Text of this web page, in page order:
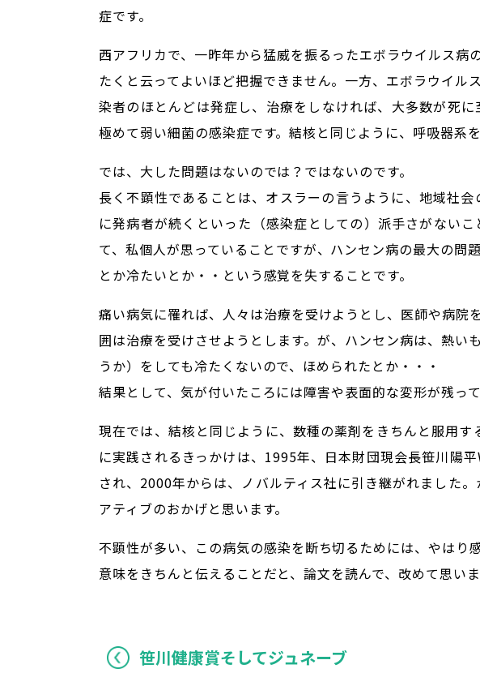
症です。
西アフリカで、一昨年から猛威を振るったエボラウイルス
たくと云ってよいほど把握できません。一方、エボラウイ
染者のほとんどは発症し、治療をしなければ、大多数が死
極めて弱い細菌の感染症です。結核と同じように、呼吸器系
では、大した問題はないのでは？ではないのです。
長く不顕性であることは、オスラーの言うように、地域社
に発病者が続くといった（感染症としての）派手さがない
て、私個人が思っていることですが、ハンセン病の最大の
とか冷たいとか・・という感覚を失することです。
痛い病気に罹れば、人々は治療を受けようとし、医師や病
囲は治療を受けさせようとします。が、ハンセン病は、熱
うか）をしても冷たくないので、ほめられたとか・・・
結果として、気が付いたころには障害や表面的な変形が残って
現在では、結核と同じように、数種の薬剤をきちんと服用
に実践されるきっかけは、1995年、日本財団現会長笹川陽
され、2000年からは、ノバルティス社に引き継がれました
アティブのおかげと思います。
不顕性が多い、この病気の感染を断ち切るためには、やは
意味をきちんと伝えることだと、論文を読んで、改めて思いま
笹川健康賞そしてジュネーブ